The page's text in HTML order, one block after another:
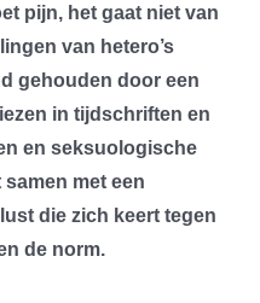
pijn, het gaat niet van
van hetero’s
gehouden door een
in tijdschriften en
en seksuologische
met een
die zich keert tegen
de norm.